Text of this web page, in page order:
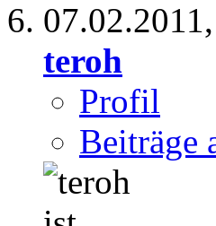
07.02.2011,
teroh
Profil
Beiträge